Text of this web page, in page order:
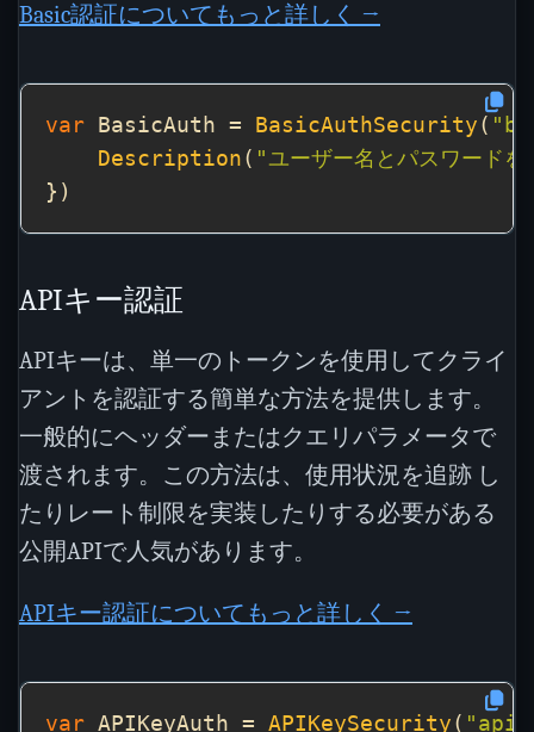
Basic認証についてもっと詳しく →
var BasicAuth = BasicAuthSecurity (
Description ( "ユーザー名とパスワード
APIキー認証
APIキーは、単一のトークンを使用してクライ
アントを認証する簡単な方法を提供します。
一般的にヘッダーまたはクエリパラメータで
渡されます。この方法は、使用状況を追跡 し
たりレート制限を実装したりする必要がある
公開APIで人気があります。
APIキー認証についてもっと詳しく →
var APIKeyAuth = APIKeySecurity (